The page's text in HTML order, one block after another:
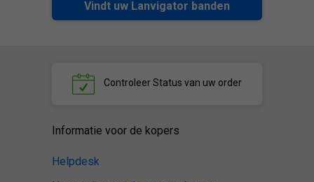
Vindt uw Lanvigator banden
ControleerStatus van uw order
Informatie voor de kopers
Helpdesk